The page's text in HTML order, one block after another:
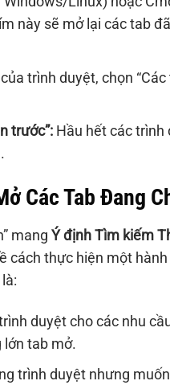
này sẽ mở lại các tab
trình duyệt, chọn
trước”:Hầu hết các trình
Các Tab Đang
mang Ý định Tìm kiếm
thực hiện một
duyệt cho các nhu
lớn tab mở.
trình duyệt nhưng